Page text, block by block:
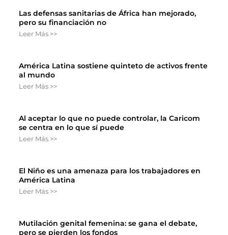
Las defensas sanitarias de África han mejorado,
pero su financiación no
Leer Más >>
América Latina sostiene quinteto de activos frente
al mundo
Leer Más >>
Al aceptar lo que no puede controlar, la Caricom
se centra en lo que sí puede
Leer Más >>
El Niño es una amenaza para los trabajadores en
América Latina
Leer Más >>
Mutilación genital femenina: se gana el debate,
pero se pierden los fondos